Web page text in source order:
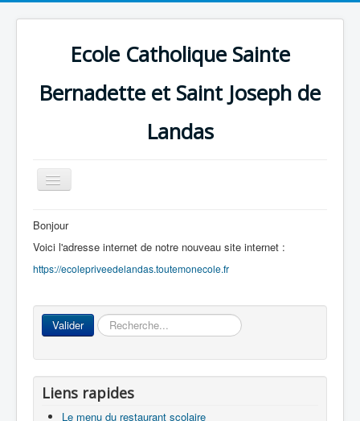
Ecole Catholique Sainte
Bernadette et Saint Joseph de
Landas
Basculer
la
Bonjour
Voici l'adresse internet de notre nouveau site internet :
https://ecolepriveedelandas.toutemonecole.fr
Valider Rechercher
Liens rapides
Le menu du restaurant scolaire